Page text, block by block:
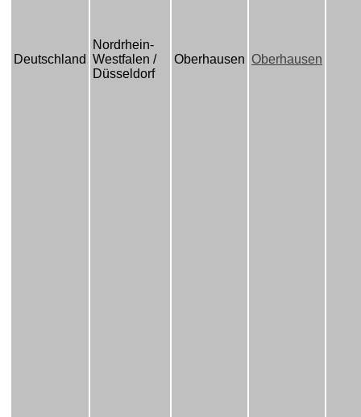
Deutschland
Nordrhein-
Westfalen /
Düsseldorf
Oberhausen Oberhausen